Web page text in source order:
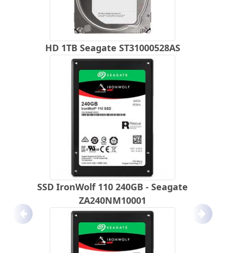
HD 1TB Seagate ST31000528AS
SSD IronWolf 110 240GB - Seagate
ZA240NM10001
Anterior